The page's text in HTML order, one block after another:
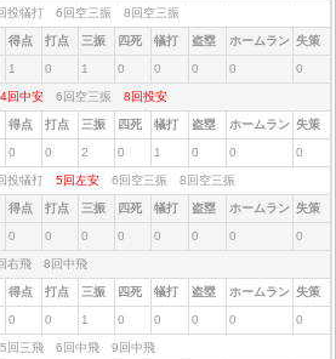
投犠打 6回空三振 8回空三振
得点 打点 三振 四死 犠打 盗塁 ホームラン 失策
1 0 1 0 0 0 0 0
4回中安 6回空三振 8回投安
得点 打点 三振 四死 犠打 盗塁 ホームラン 失策
0 0 2 0 1 0 0 0
投犠打 5回左安 6回空三振 8回空三振
得点 打点 三振 四死 犠打 盗塁 ホームラン 失策
0 0 0 0 0 0 0 0
右飛 8回中飛
得点 打点 三振 四死 犠打 盗塁 ホームラン 失策
0 0 1 0 0 0 0 0
5回三飛 6回中飛 9回中飛